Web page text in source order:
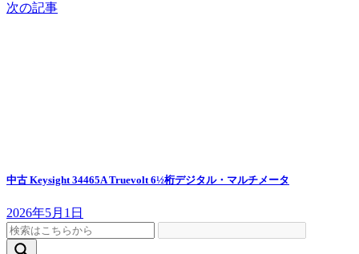
次の記事
中古 Keysight 34465A Truevolt 6½桁デジタル・マルチメータ
2026年5月1日